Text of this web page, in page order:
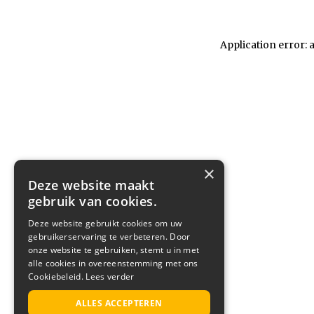
Application error:
×
Deze website maakt
gebruik van cookies.
Deze website gebruikt cookies om uw
gebruikerservaring te verbeteren. Door
onze website te gebruiken, stemt u in met
alle cookies in overeenstemming met ons
Cookiebeleid. Lees verder
ALLES ACCEPTEREN